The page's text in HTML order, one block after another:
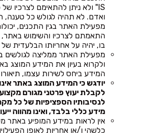
IS" ולא ניתן להתאימם לצרכיו של כל אדם
ואדם. לא תהיה לגולש כל טענה,
מפעילת האתר בגין התכנים,
התאמתם לצרכיו והשימוש באתר,
בו, יהיה על אחריותו הבלעדית
מפעילת האתר ממליצה לגולשים
ולקרוא בעיון את המידע המוצג
המידע ביחס לשירות עצמו,
יודגש כי המידע המוצג באתר
לקבלת יעוץ פרטני מגורם
לנסיבותיו הספציפיות של כל
מידע כללי בלבד, ואינו מהווה
אין לראות במידע המופיע
כלשהי ו/או אחריות לאופן